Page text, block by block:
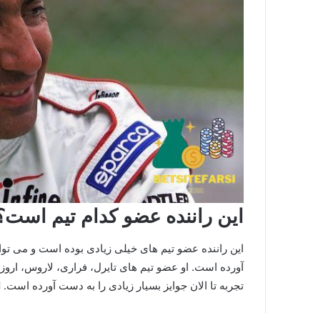
این راننده عضو کدام تیم
این راننده عضو تیم های خیلی زیادی بوده است و می
آورده است. او عضو تیم های تایرل، فراری، لاروس،
تجربه تا الان جوایز بسیار زیادی را به دست آورده